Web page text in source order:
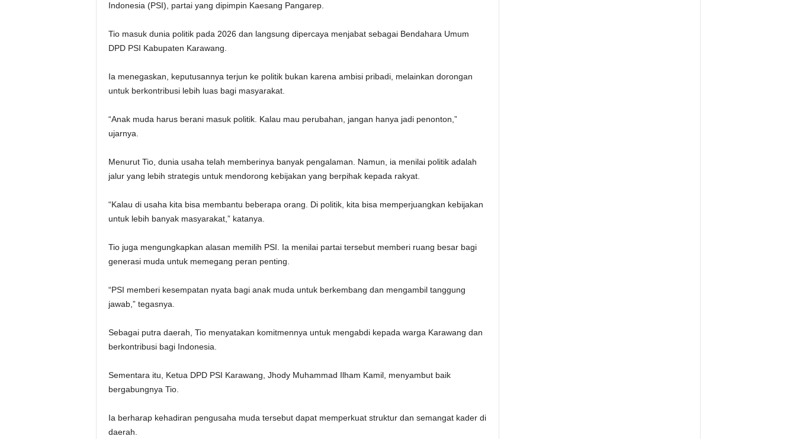
Indonesia (PSI), partai yang dipimpin Kaesang Pangarep.
‎Tio masuk dunia politik pada 2026 dan langsung dipercaya menjabat sebagai Bendahara Umum
DPD PSI Kabupaten Karawang.
‎Ia menegaskan, keputusannya terjun ke politik bukan karena ambisi pribadi, melainkan dorongan
untuk berkontribusi lebih luas bagi masyarakat.
‎“Anak muda harus berani masuk politik. Kalau mau perubahan, jangan hanya jadi penonton,”
ujarnya.
‎Menurut Tio, dunia usaha telah memberinya banyak pengalaman. Namun, ia menilai politik adalah
jalur yang lebih strategis untuk mendorong kebijakan yang berpihak kepada rakyat.
‎“Kalau di usaha kita bisa membantu beberapa orang. Di politik, kita bisa memperjuangkan kebijakan
untuk lebih banyak masyarakat,” katanya.
‎Tio juga mengungkapkan alasan memilih PSI. Ia menilai partai tersebut memberi ruang besar bagi
generasi muda untuk memegang peran penting.
‎“PSI memberi kesempatan nyata bagi anak muda untuk berkembang dan mengambil tanggung
jawab,” tegasnya.
‎Sebagai putra daerah, Tio menyatakan komitmennya untuk mengabdi kepada warga Karawang dan
berkontribusi bagi Indonesia.
‎Sementara itu, Ketua DPD PSI Karawang, Jhody Muhammad Ilham Kamil, menyambut baik
bergabungnya Tio.
‎Ia berharap kehadiran pengusaha muda tersebut dapat memperkuat struktur dan semangat kader di
daerah.